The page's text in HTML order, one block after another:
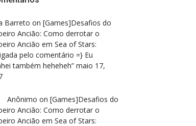
Barreto on [Games]Desafios do
Ancião: Como derrotar o
Ancião em Sea of Stars:
pelo comentário =} Eu
também heheheh” maio 17,
Anônimo on [Games]Desafios do
Ancião: Como derrotar o
Ancião em Sea of Stars: